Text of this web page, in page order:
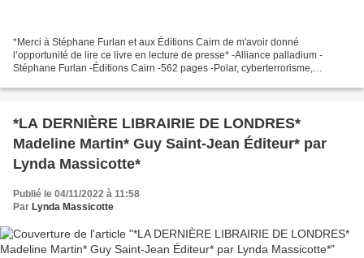
*Merci à Stéphane Furlan et aux Éditions Cairn de m'avoir donné
l’opportunité de lire ce livre en lecture de presse* -Alliance palladium -
Stéphane Furlan -Éditions Cairn -562 pages -Polar, cyberterrorisme,
*LA DERNIÈRE LIBRAIRIE DE LONDRES*
Madeline Martin* Guy Saint-Jean Éditeur* par
Lynda Massicotte*
Publié le 04/11/2022 à 11:58
Par Lynda Massicotte